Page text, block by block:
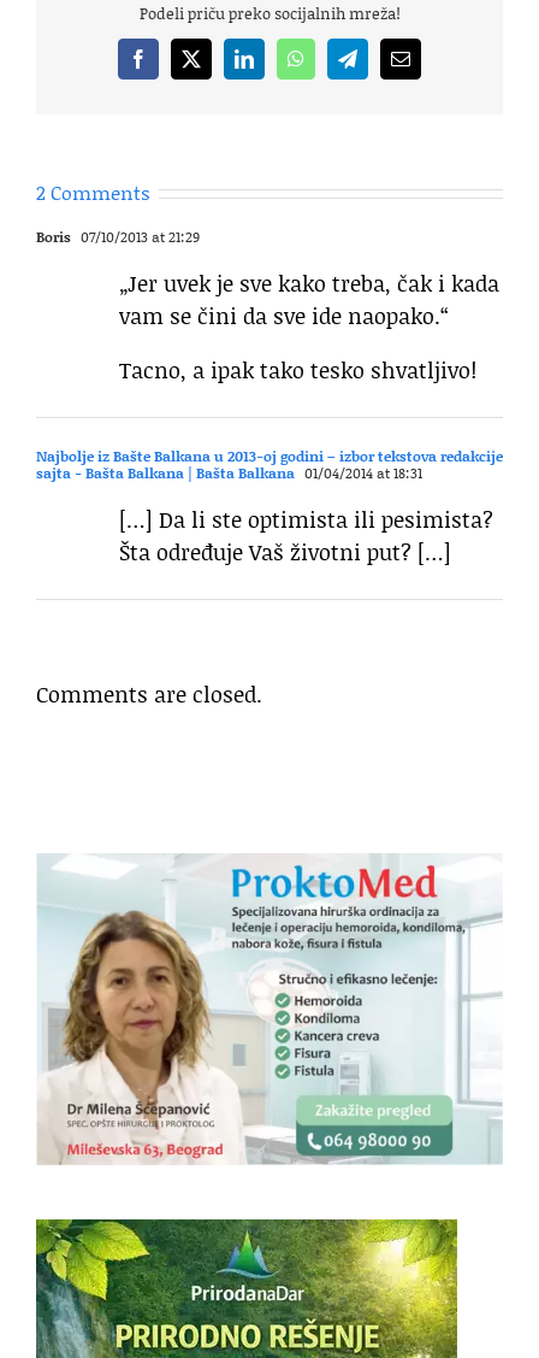
Podeli priču preko socijalnih mreža!
Facebook
X LinkedInWhatsAppTelegramEmail
2 Comments
Boris 07/10/2013 at 21:29
„Jer uvek je sve kako treba, čak i kada
vam se čini da sve ide naopako.“
Tacno, a ipak tako tesko shvatljivo!
Najbolje iz Bašte Balkana u 2013-oj godini – izbor tekstova redakcije
sajta - Bašta Balkana | Bašta Balkana 01/04/2014 at 18:31
[…] Da li ste optimista ili pesimista?
Šta određuje Vaš životni put? […]
Comments are closed.